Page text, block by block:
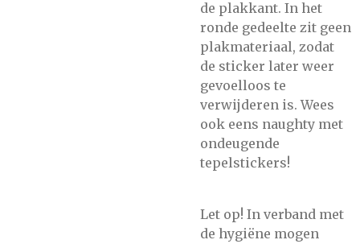
de plakkant. In het
ronde gedeelte zit geen
plakmateriaal, zodat
de sticker later weer
gevoelloos te
verwijderen is. Wees
ook eens naughty met
ondeugende
tepelstickers!
Let op! In verband met
de hygiëne mogen